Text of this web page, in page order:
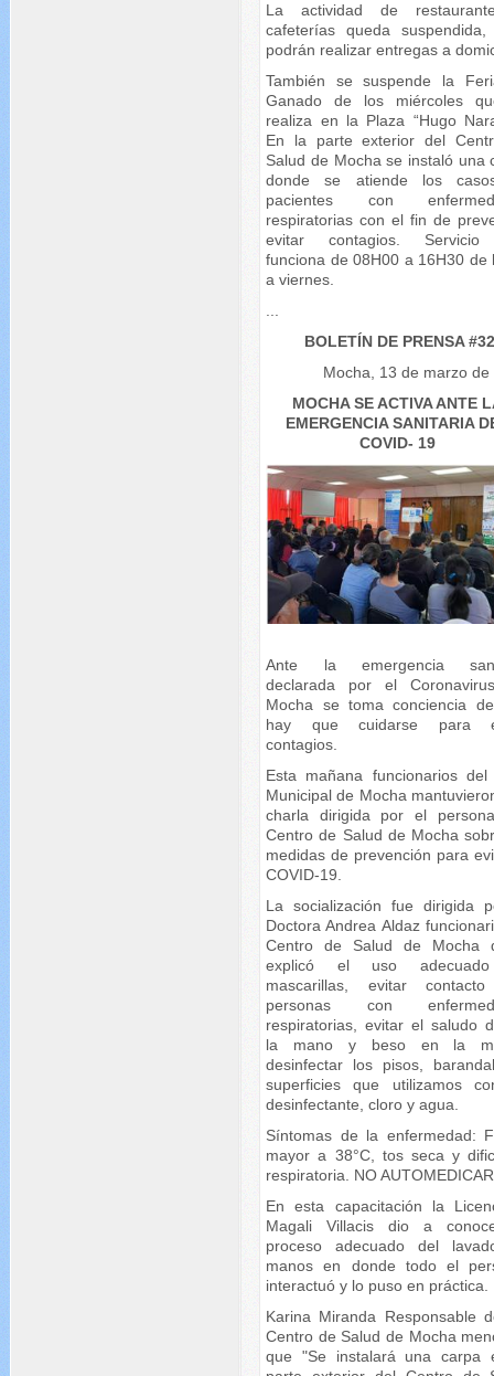
La actividad de
cafeterías queda suspendida,
podrán realizar entregas a
También se suspende la
Ganado de los miércoles
realiza en la Plaza “Hugo
En la parte exterior del
Salud de Mocha se instaló una
donde se atiende los
pacientes con
respiratorias con el fin de
evitar contagios. Servicio
funciona de 08H00 a 16H30 de
a viernes.
BOLETÍN DE PRENSA
Mocha, 13 de marzo de
MOCHA SE ACTIVA ANTE
EMERGENCIA SANITARIA
COVID- 19
Ante la emergencia
declarada por el
Mocha se toma conciencia
hay que cuidarse para
contagios.
Esta mañana funcionarios del
Municipal de Mocha
charla dirigida por el
Centro de Salud de Mocha
medidas de prevención para
COVID-19.
La socialización fue dirigida
Doctora Andrea Aldaz
Centro de Salud de Mocha
explicó el uso
mascarillas, evitar
personas con
respiratorias, evitar el saludo
la mano y beso en la
desinfectar los pisos,
superficies que utilizamos
desinfectante, cloro y agua.
Síntomas de la enfermedad:
mayor a 38°C, tos seca y
respiratoria. NO
En esta capacitación la
Magali Villacis dio a
proceso adecuado del
manos en donde todo el
interactuó y lo puso en práctica.
Karina Miranda Responsable
Centro de Salud de Mocha
que "Se instalará una carpa